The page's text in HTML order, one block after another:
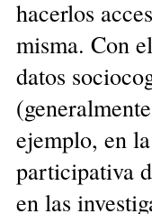
hacerlos
misma. Con
datos
ejemplo, en
participativa
en las